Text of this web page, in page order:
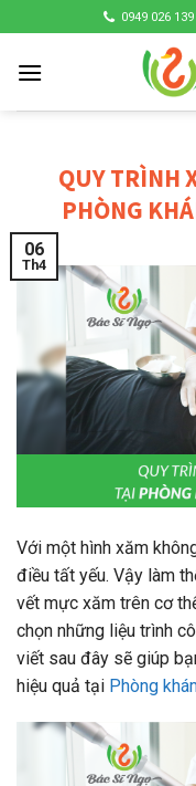
to
content
0949 026 139
QUY TRÌNH
PHÒNG
06
Th4
Với một hình xăm
điều tất yếu. Vậy làm
vết mực xăm trên cơ
chọn những liệu trình
viết sau đây sẽ giúp
hiệu quả tại Phòng